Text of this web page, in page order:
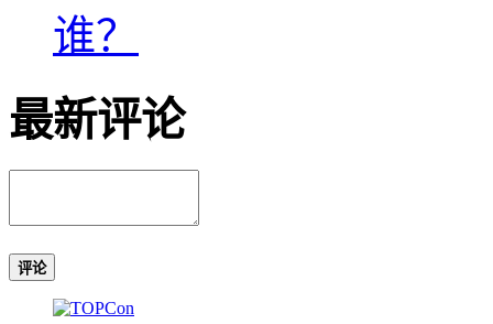
谁？
最新评论
评论